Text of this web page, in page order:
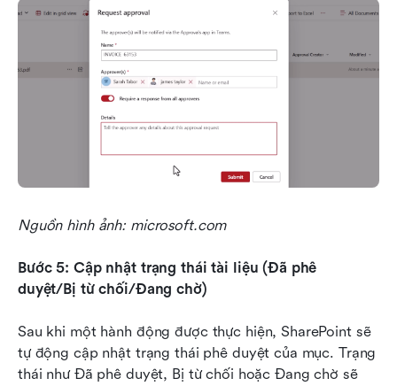
Nguồn hình ảnh: microsoft.com
Bước 5: Cập nhật trạng thái tài liệu (Đã phê
duyệt/Bị từ chối/Đang chờ)
Sau khi một hành động được thực hiện, SharePoint sẽ
tự động cập nhật trạng thái phê duyệt của mục. Trạng
thái như Đã phê duyệt, Bị từ chối hoặc Đang chờ sẽ